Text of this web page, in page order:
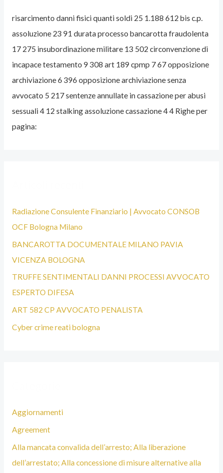
V
V
O
C
A
T
O
P
A
B
O
L
O
G
risarcimento danni fisici quanti soldi 25 1.188 612 bis c.p.
assoluzione 23 91 durata processo bancarotta fraudolenta
17 275 insubordinazione militare 13 502 circonvenzione di
incapace testamento 9 308 art 189 cpmp 7 67 opposizione
archiviazione 6 396 opposizione archiviazione senza
avvocato 5 217 sentenze annullate in cassazione per abusi
sessuali 4 12 stalking assoluzione cassazione 4 4 Righe per
pagina:
Radiazione Consulente Finanziario | Avvocato CONSOB
OCF Bologna Milano
BANCAROTTA DOCUMENTALE MILANO PAVIA
VICENZA BOLOGNA
TRUFFE SENTIMENTALI DANNI PROCESSI AVVOCATO
ESPERTO DIFESA
ART 582 CP AVVOCATO PENALISTA
Cyber crime reati bologna
Aggiornamenti
Agreement
Alla mancata convalida dell’arresto; Alla liberazione
dell’arrestato; Alla concessione di misure alternative alla